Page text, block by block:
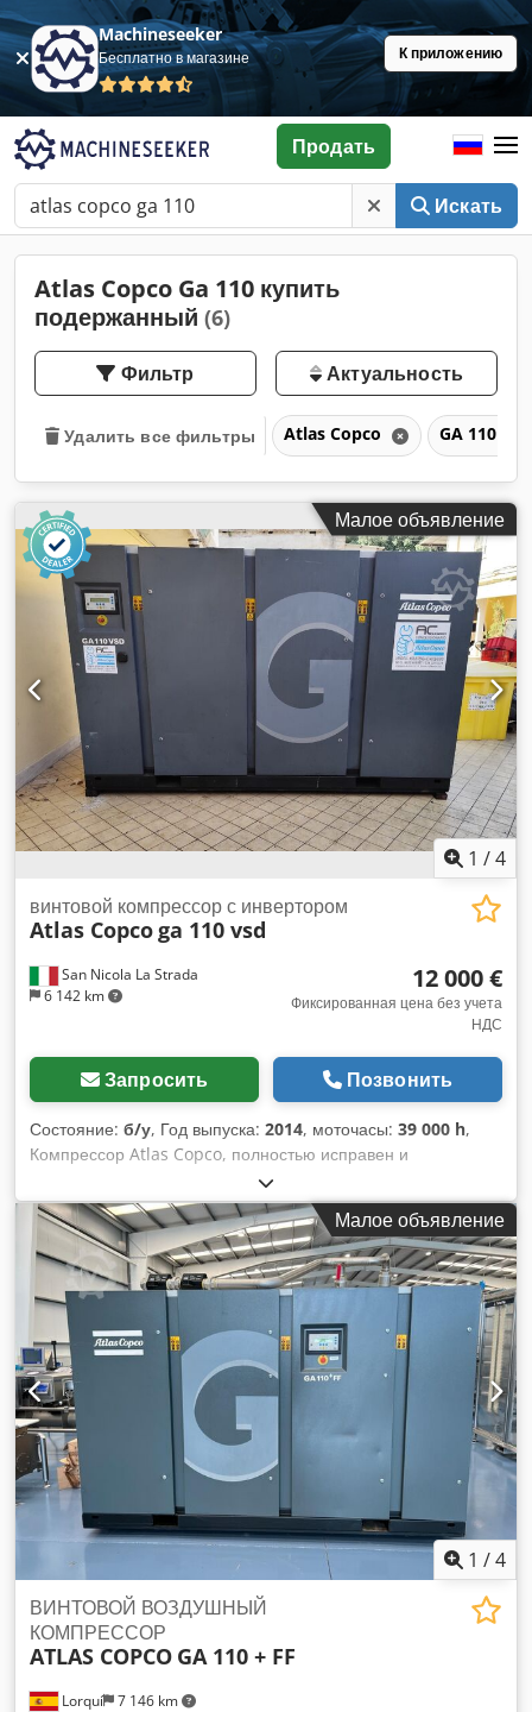
Machineseeker
Бесплатно в магазине К приложению
Искать
Продать
Atlas Copco Ga 110 купить
подержанный (6)
Фильтр Актуальность
Удалить все фильтры Atlas Copco GA 110
Малое объявление
1 /4
San Nicola La Strada
6 142 km
винтовой компрессор с инвертором
Atlas Copcoga 110 vsd
12 000 €
Фиксированная цена без учета
НДС
Запросить Позвонить
Состояние: б/у, Год выпуска: 2014, моточасы: 39 000 h,
Компрессор Atlas Copco, полностью исправен и
малошумный (мы являемся официальными дилерами).
Основные характеристики: Макс. давление: 10 бар
Производительность: 19 200 л/мин Мощность: 110 кВт / 150
л.с. Dedpfx Alozc Hmhj Tokr
Малое объявление
1 /4
Lorquí 7 146 km
ВИНТОВОЙ ВОЗДУШНЫЙ
КОМПРЕССОР
ATLAS COPCO GA 110 + FF